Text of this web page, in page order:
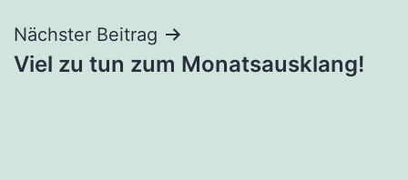
Nächster Beitrag
Viel zu tun zum Monatsausklang!